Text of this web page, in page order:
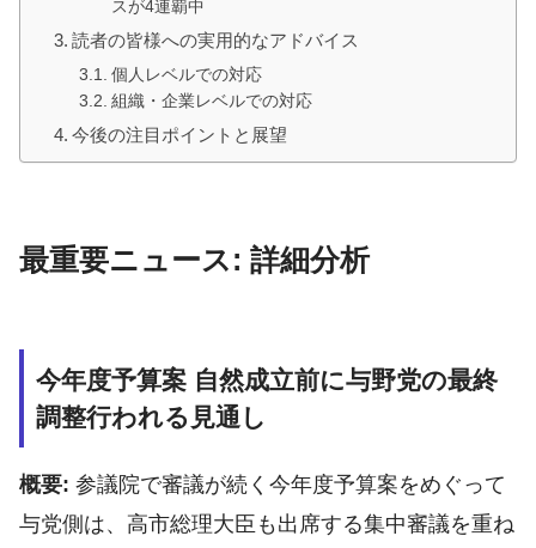
スが4連覇中
読者の皆様への実用的なアドバイス
個人レベルでの対応
組織・企業レベルでの対応
今後の注目ポイントと展望
最重要ニュース: 詳細分析
今年度予算案 自然成立前に与野党の最終
調整行われる見通し
概要: 参議院で審議が続く今年度予算案をめぐって
与党側は、高市総理大臣も出席する集中審議を重ね